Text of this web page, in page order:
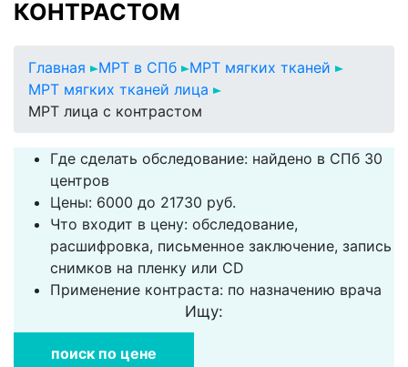
КОНТРАСТОМ
Главная МРТ в СПб
МРТ мягких тканей
МРТ мягких тканей лица
МРТ лица с контрастом
Где сделать обследование: найдено в СПб 30
центров
Цены: 6000 до 21730 руб.
Что входит в цену: обследование,
расшифровка, письменное заключение, запись
снимков на пленку или CD
Применение контраста: по назначению врача
Ищу:
поиск по цене